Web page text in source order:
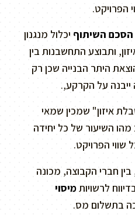
הפרויקט.
הסכם השיתוף יכלול מנגנון
ותבוצע התחשבנות בין
היתר הבנייה שכן רק
ייבנה על הקרקע,.
איזון" שמכין שמאי
השיעור של כל יחידה
שווי הפרויקט.
חברי הקבוצה, מכונה
לרשויותמיסוי
בתשלום מס.